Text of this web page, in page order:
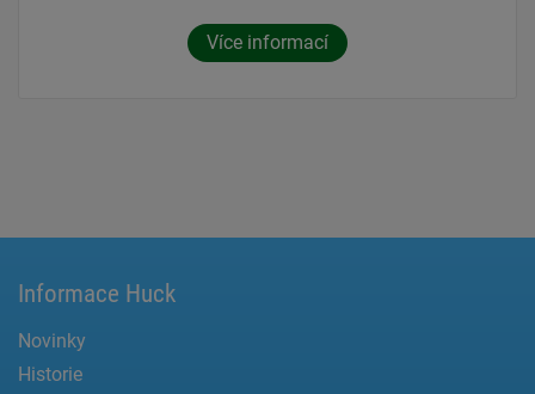
Více informací
Informace Huck
Novinky
Historie